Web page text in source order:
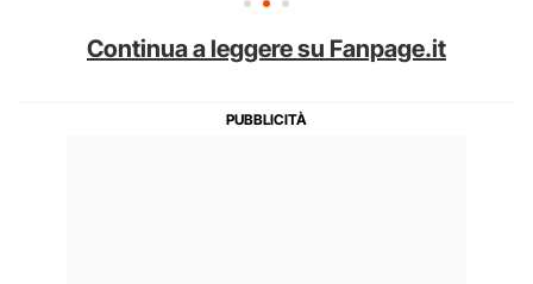
Continua a leggere su Fanpage.it